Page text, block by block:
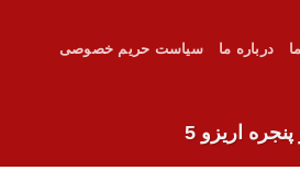
درباره ما سیاست حریم خصوصی
اریزو 5